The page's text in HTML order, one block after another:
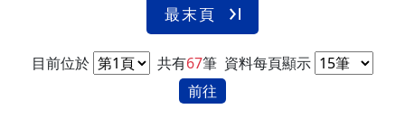
最末頁
目前位於 共有67筆 資料每頁顯示
前往